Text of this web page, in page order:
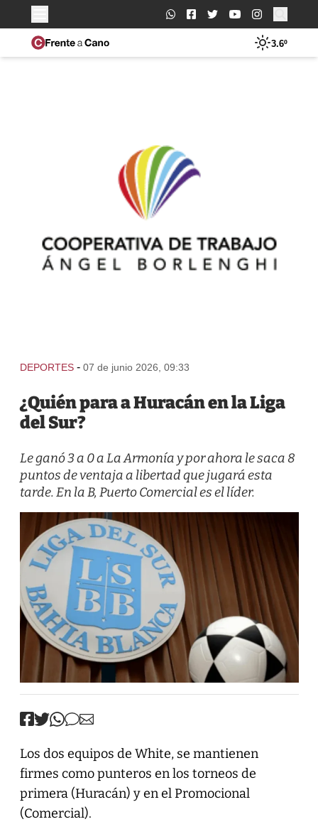
Buscar:
3.6º
DEPORTES - 07 de junio 2026, 09:33
¿Quién para a Huracán en la Liga
del Sur?
Le ganó 3 a 0 a La Armonía y por ahora le saca 8
puntos de ventaja a libertad que jugará esta
tarde. En la B, Puerto Comercial es el líder.
Los dos equipos de White, se mantienen
firmes como punteros en los torneos de
primera (Huracán) y en el Promocional
(Comercial).